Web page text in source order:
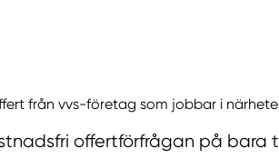
från vvs-företag som jobbar i
offertförfrågan på bara